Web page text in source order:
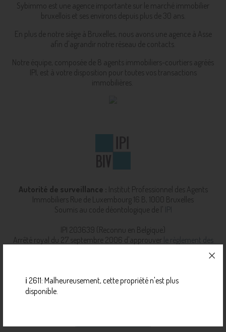
Sybimmo est une agence importante sur le marché immobilier
bruxellois et ses environs depuis plus de 30 ans.
En plus de notre siège à Bruxelles, nous avons une agence à Asse
afin d'agrandir notre réseau de contacts.
Notre équipe, composée de 8 agents immobiliers-courtiers agréés
IPI, est à votre disposition pour toutes vos transactions
immobilières.
Autorité de surveillance : Institut Professionnel des Agents
Immobiliers Rue de Luxembourg 16 B, 1000 Bruxelles
Soumis au code déontologique de l' IPI
IPI 203639 (Reconnu en Belgique)
Arrêté royal du 27 septembre 2006 d'approuver le règlement des
Contactez l'IPI via02 505 38 50|info@biv.be
ℹ️ 2611: Malheureusement, cette propriété n'est plus
disponible.